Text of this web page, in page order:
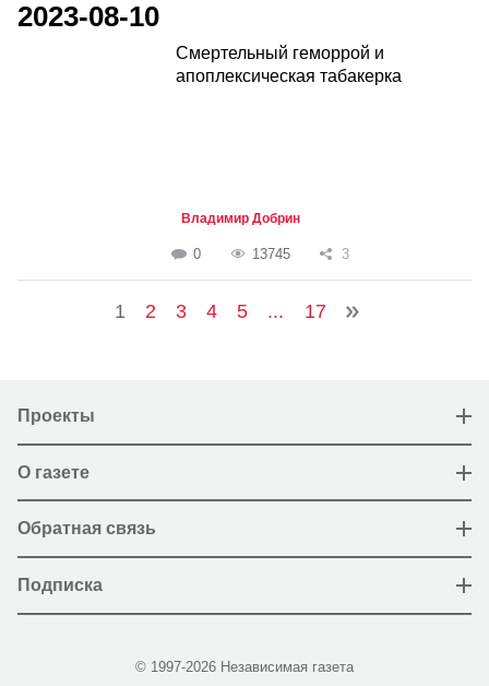
2023-08-10
Смертельный геморрой и
апоплексическая табакерка
Владимир Добрин
0 13745 3
1 2 3 4 5 ... 17
Проекты
О газете
Обратная связь
Подписка
© 1997-2026 Независимая газета